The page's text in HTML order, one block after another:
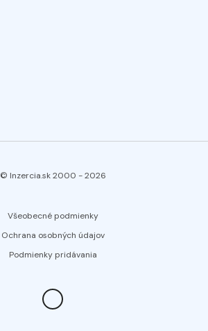
© Inzercia.sk 2000 -2026
Všeobecné podmienky
Ochrana osobných údajov
Podmienky pridávania